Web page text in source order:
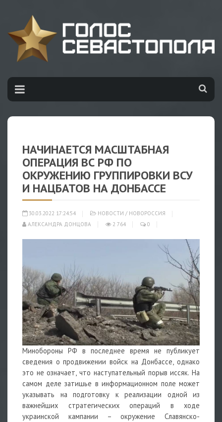
НАЧИНАЕТСЯ МАСШТАБНАЯ
ОПЕРАЦИЯ ВС РФ ПО
ОКРУЖЕНИЮ ГРУППИРОВКИ ВСУ
И НАЦБАТОВ НА ДОНБАССЕ
30.03.2022 17:24:54 НОВОСТИ / НОВОРОССИЯ
АЛЕКСАНДРА ДОНЦОВА
2 764 0
Минобороны РФ в последнее время не публикует
сведения о продвижении войск на Донбассе, однако
это не означает, что наступательный порыв иссяк. На
самом деле затишье в информационном поле может
указывать на подготовку к реализации одной из
важнейших стратегических операций в ходе
украинской кампании – окружение Славянско-